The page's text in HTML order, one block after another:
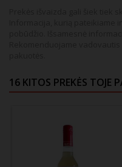
16 KITOS PREKĖS TOJE